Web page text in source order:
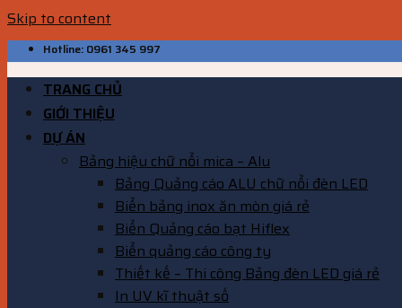
Skip to content
Hotline: 0961 345 997
TRANG CHỦ
GIỚI THIỆU
DỰ ÁN
Bảng hiệu chữ nổi mica – Alu
Bảng Quảng cáo ALU chữ nổi đèn LED
Biển bảng inox ăn mòn giá rẻ
Biển Quảng cáo bạt Hiflex
Biển quảng cáo công ty
Thiết kế – Thi công Bảng đèn LED giá rẻ
In UV kĩ thuật số